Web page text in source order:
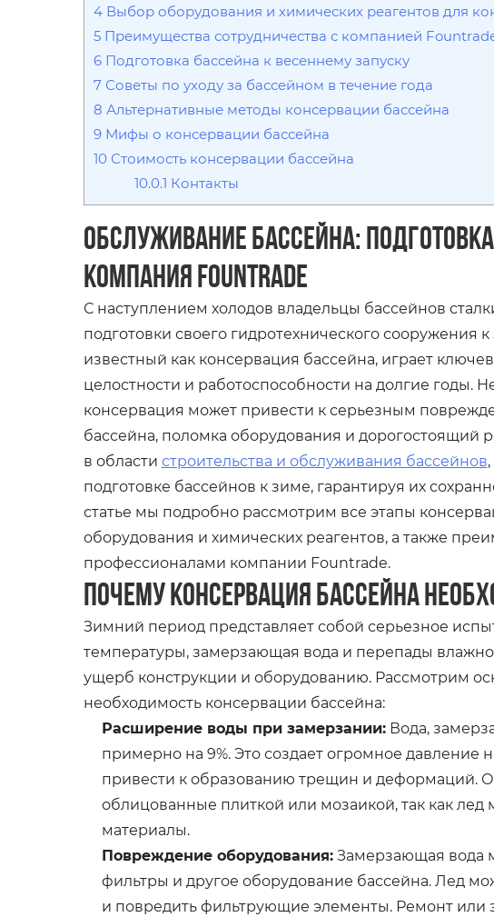
4Выбор оборудования и химических реагентов для
5Преимущества сотрудничества с компанией
6Подготовка бассейна к весеннему запуску
7Советы по уходу за бассейном в течение года
8 Альтернативные методы консервации бассейна
9Мифы о консервации бассейна
10Стоимость консервации бассейна
10.0.1 Контакты
Обслуживание бассейна:
компания Fountrade
С наступлением холодов владельцы бассейнов
подготовки своего гидротехнического сооружения
известный как консервация бассейна, играет
целостности и работоспособности на долгие годы.
консервация может привести к серьезным
бассейна, поломка оборудования и дорогостоящий
в области строительства и обслуживания бассейнов
подготовке бассейнов к зиме, гарантируя их
статье мы подробно рассмотрим все этапы
оборудования и химических реагентов, а также
профессионалами компании Fountrade.
Почему консервация бассейна
Зимний период представляет собой серьезное
температуры, замерзающая вода и перепады
ущерб конструкции и оборудованию. Рассмотрим
необходимость консервации бассейна:
Расширение воды при замерзании:Вода,
примерно на 9%. Это создает огромное давление
привести к образованию трещин и деформаций.
облицованные плиткой или мозаикой, так как лед
материалы.
Повреждение оборудования:Замерзающая вода
фильтры и другое оборудование бассейна. Лед
и повредить фильтрующие элементы. Ремонт или